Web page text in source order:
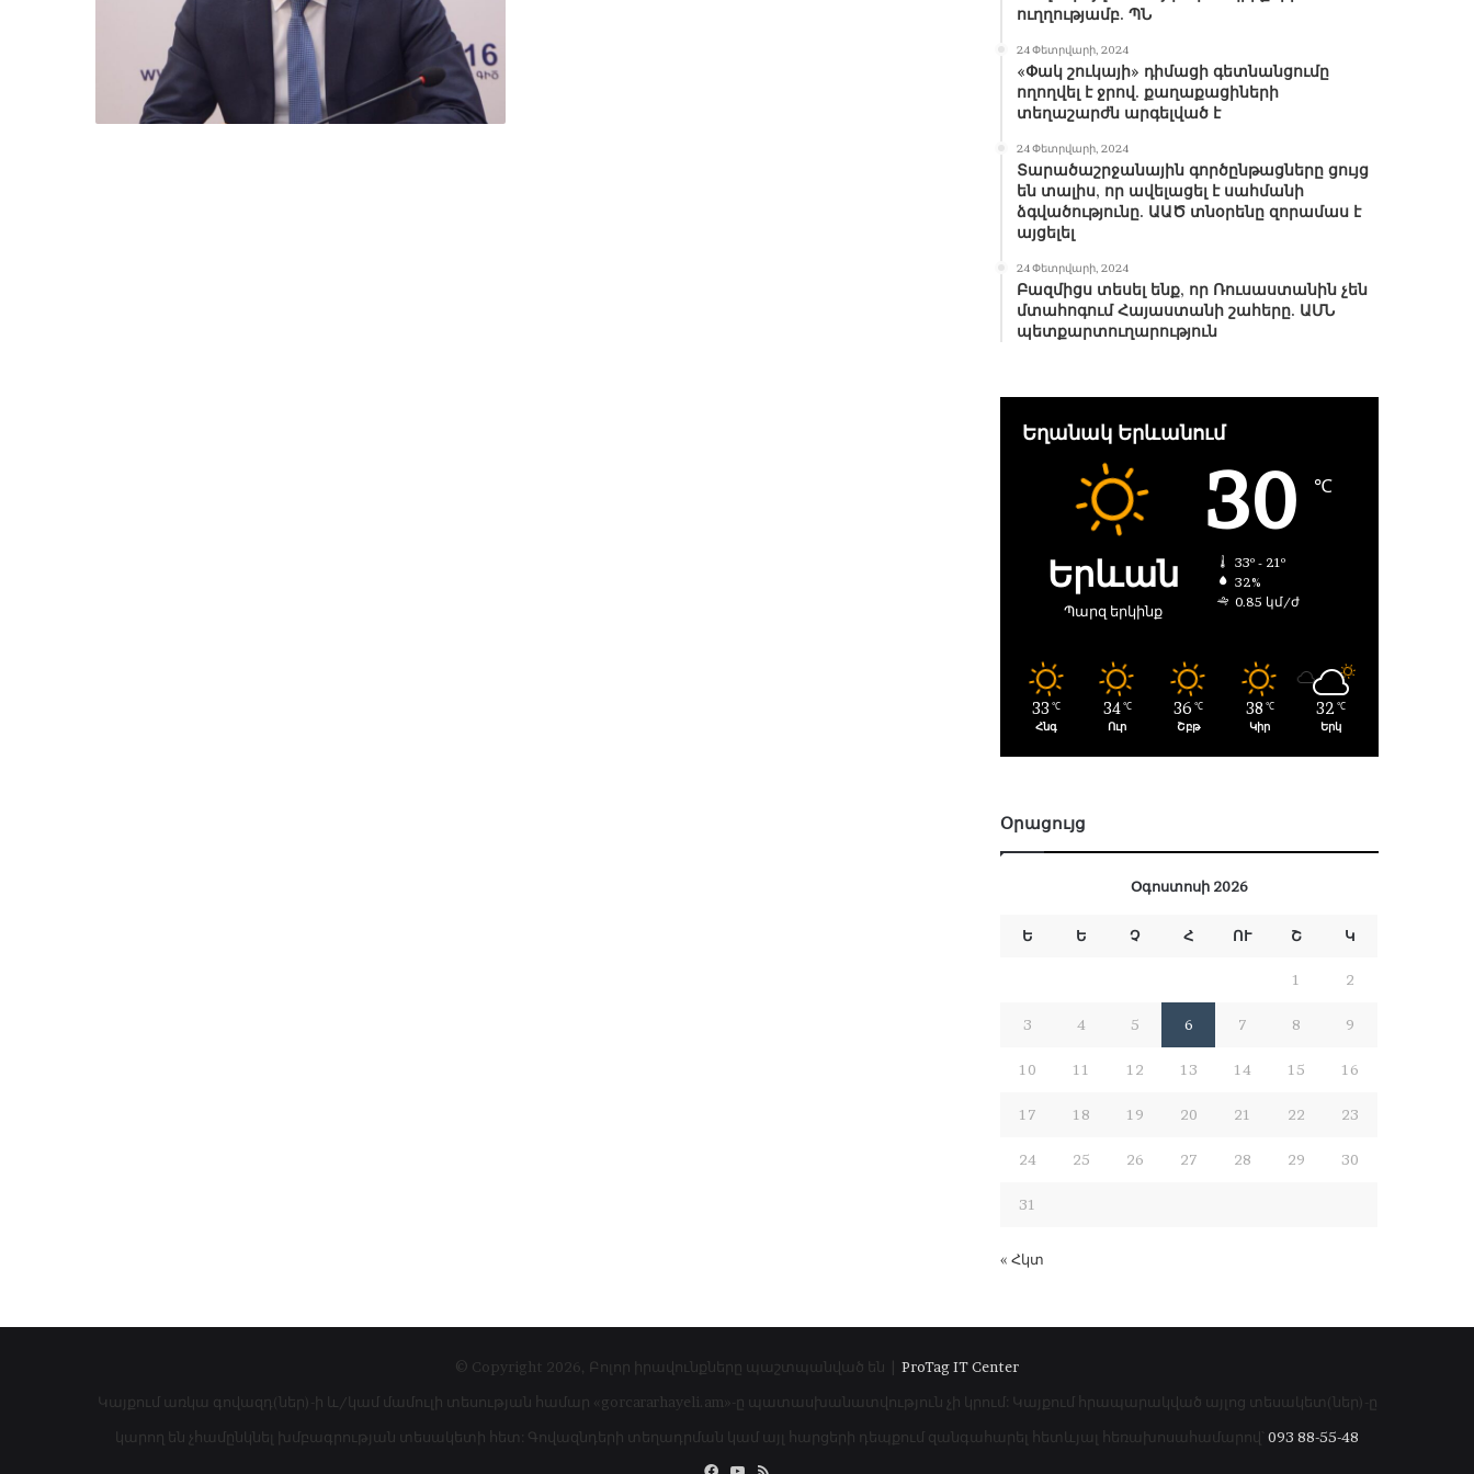
ուղղությամբ. ՊՆ
24 Փետրվարի, 2024
«Փակ շուկայի» դիմացի գետնանցումը
ողողվել է ջրով. քաղաքացիների
տեղաշարժն արգելված է
24 Փետրվարի, 2024
Տարածաշրջանային գործընթացները ցույց
են տալիս, որ ավելացել է սահմանի
ձգվածությունը. ԱԱԾ տնօրենը զորամաս է
այցելել
24 Փետրվարի, 2024
Բազմիցս տեսել ենք, որ Ռուսաստանին չեն
մտահոգում Հայաստանի շահերը. ԱՄՆ
պետքարտուղարություն
Եղանակ Երևանում
Երևան
Պարզ երկինք
30 ℃
33º - 21º
32%
0.85 կմ/ժ
33 ℃
Հնգ
34 ℃
Ուր
36 ℃
Շբթ
38 ℃
Կիր
32 ℃
Երկ
Օրացույց
Օգոստոսի 2026
Ե Ե Չ Հ ՈՒ Շ Կ
1 2
3 4 5 6 7 8 9
10 11 12 13 14 15 16
17 18 19 20 21 22 23
24 25 26 27 28 29 30
31
« Հկտ
© Copyright 2026, Բոլոր իրավունքները պաշտպանված են | ProTag IT Center
Կայքում առկա գովազդ(ներ)-ի և/կամ մամուլի տեսության համար «gorcararhayeli.am»-ը պատասխանատվություն չի կրում: Կայքում հրապարակված այլոց տեսակետ(ներ)-ը
կարող են չհամընկնել խմբագրության տեսակետի հետ: Գովազնդերի տեղադրման կամ այլ հարցերի դեպքում զանգահարել հետևյալ հեռախոսահամարով՝ 093 88-55-48